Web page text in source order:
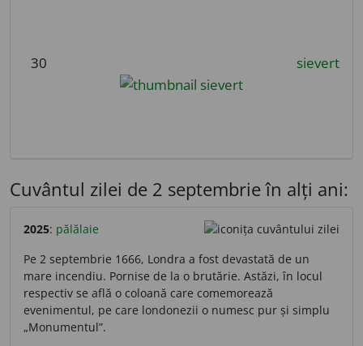
30 sievert
Cuvântul zilei de 2 septembrie în alți ani:
2025: pălălaie
Pe 2 septembrie 1666, Londra a fost devastată de un
mare incendiu. Pornise de la o brutărie. Astăzi, în locul
respectiv se află o coloană care comemorează
evenimentul, pe care londonezii o numesc pur și simplu
„Monumentul”.